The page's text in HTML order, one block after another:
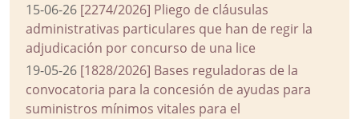
15-06-26 [2274/2026] Pliego de cláusulas
administrativas particulares que han de regir la
adjudicación por concurso de una lice
19-05-26 [1828/2026] Bases reguladoras de la
convocatoria para la concesión de ayudas para
suministros mínimos vitales para el